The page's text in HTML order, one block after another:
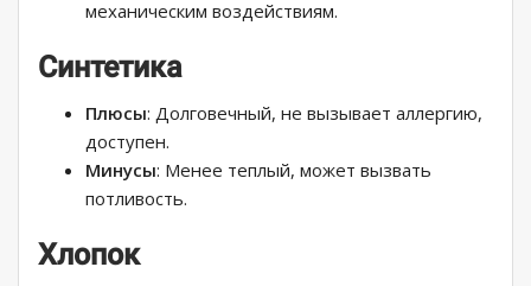
механическим воздействиям.
Синтетика
Плюсы: Долговечный, не вызывает аллергию,
доступен.
Минусы: Менее теплый, может вызвать
потливость.
Хлопок